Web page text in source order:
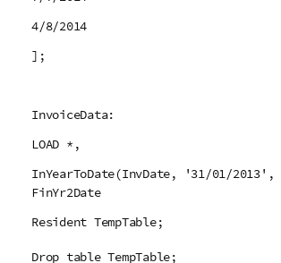
4/8/2014
];
InvoiceData:
LOAD *,
InYearToDate(InvDate, '31/01/
FinYr2Date
Resident TempTable;
Drop table TempTable;